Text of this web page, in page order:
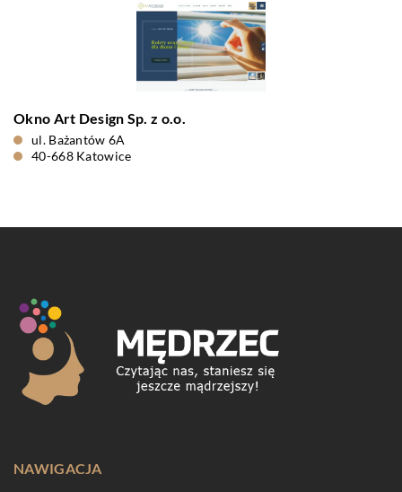
Okno Art Design Sp. z o.o.
ul. Bażantów 6A
40-668 Katowice
NAWIGACJA